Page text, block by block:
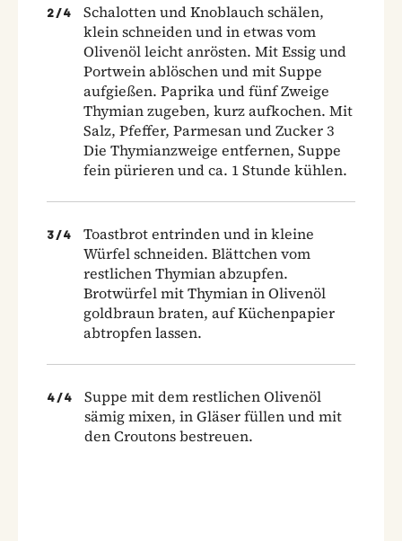
2 /4
Schalotten und Knoblauch schälen,
klein schneiden und in etwas vom
Olivenöl leicht anrösten. Mit Essig und
Portwein ablöschen und mit Suppe
aufgießen. Paprika und fünf Zweige
Thymian zugeben, kurz aufkochen. Mit
Salz, Pfeffer, Parmesan und Zucker 3
Die Thymianzweige entfernen, Suppe
fein pürieren und ca. 1 Stunde kühlen.
3 /4
Toastbrot entrinden und in kleine
Würfel schneiden. Blättchen vom
restlichen Thymian abzupfen.
Brotwürfel mit Thymian in Olivenöl
goldbraun braten, auf Küchenpapier
abtropfen lassen.
4 /4
Suppe mit dem restlichen Olivenöl
sämig mixen, in Gläser füllen und mit
den Croutons bestreuen.